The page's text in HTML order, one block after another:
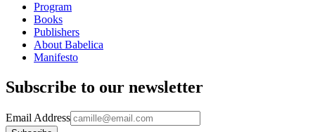
Program
Books
Publishers
About Babelica
Manifesto
Subscribe to our newsletter
Email Address